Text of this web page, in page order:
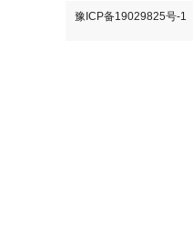
豫ICP备19029825号-1